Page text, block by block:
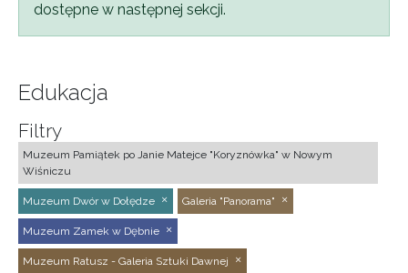
dostępne w następnej sekcji.
Edukacja
Filtry
Muzeum Pamiątek po Janie Matejce "Koryznówka" w Nowym
Wiśniczu
Muzeum Dwór w Dołędze Galeria "Panorama"
Muzeum Zamek w Dębnie
Muzeum Ratusz - Galeria Sztuki Dawnej